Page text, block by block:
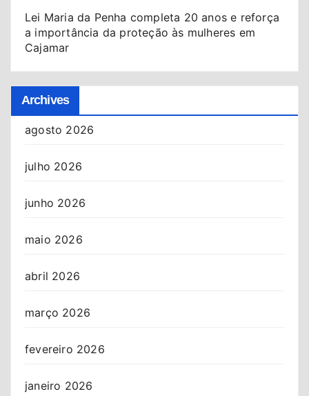
Lei Maria da Penha completa 20 anos e reforça
a importância da proteção às mulheres em
Cajamar
Archives
agosto 2026
julho 2026
junho 2026
maio 2026
abril 2026
março 2026
fevereiro 2026
janeiro 2026